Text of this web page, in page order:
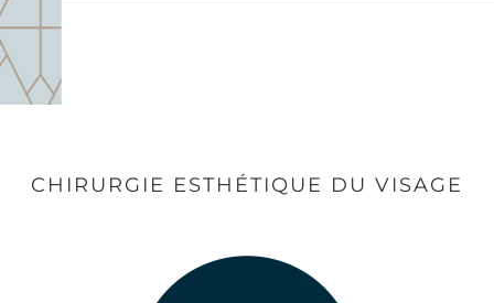
CHIRURGIE ESTHÉTIQUE DU VISAGE